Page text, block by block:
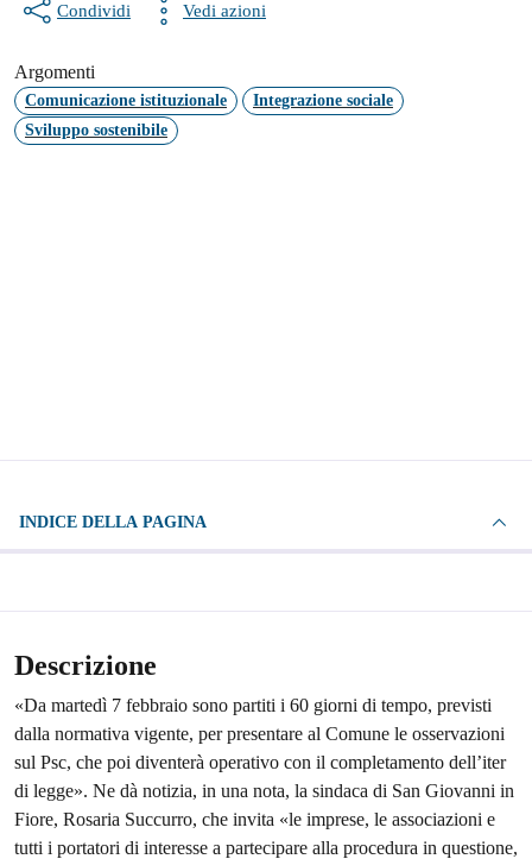
Condividi Vedi azioni
Argomenti
Comunicazione istituzionale
Integrazione sociale
Sviluppo sostenibile
INDICE DELLA PAGINA
Descrizione
«Da martedì 7 febbraio sono partiti i 60 giorni di tempo, previsti
dalla normativa vigente, per presentare al Comune le osservazioni
sul Psc, che poi diventerà operativo con il completamento dell’iter
di legge». Ne dà notizia, in una nota, la sindaca di San Giovanni in
Fiore, Rosaria Succurro, che invita «le imprese, le associazioni e
tutti i portatori di interesse a partecipare alla procedura in questione,